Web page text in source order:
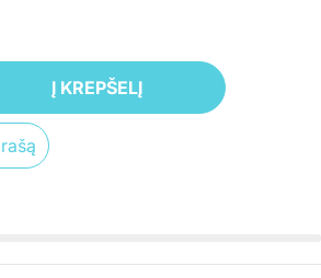
CD FRANKIE LAINE - GOLD
PREKĖS CD FRANKIE LAINE
Į KREPŠELĮ